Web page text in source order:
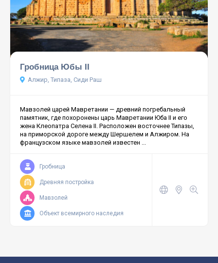
Гробница Юбы II
Алжир, Типаза, Сиди Раш
Мавзолей царей Мавретании — древний погребальный
памятник, где похоронены царь Мавретании Юба II и его
жена Клеопатра Селена II. Расположен восточнее Типазы,
на приморской дороге между Шершелем и Алжиром. На
французском языке мавзолей известен ...
Гробница
Древняя постройка
Мавзолей
Объект всемирного наследия